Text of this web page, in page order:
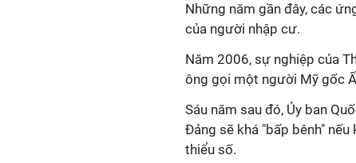
Những năm gần đây, các
của người nhập cư.
Năm 2006, sự nghiệp của
ông gọi một người Mỹ gốc
Sáu năm sau đó, Ủy ban
Đảng sẽ khá "bấp bênh"
thiểu số.